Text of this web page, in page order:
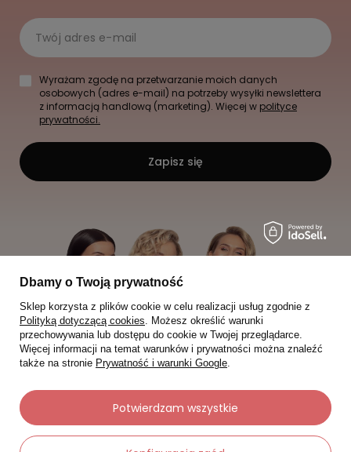
Twój adres e-mail
Wyrażam zgodę na przetwarzanie moich danych
osobowych (adres e-mail) na potrzeby wysyłki newslettera
z informacją handlową (marketing). Więcej w polityce
prywatności.
Zapisz się
Moje zamówienia
Dbamy o Twoją prywatność
Sklep korzysta z plików cookie w celu realizacji usług zgodnie z
Polityką dotyczącą cookies. Możesz określić warunki
przechowywania lub dostępu do cookie w Twojej przeglądarce.
Więcej informacji na temat warunków i prywatności można znaleźć
także na stronie Prywatność i warunki Google.
Potwierdzam wszystkie